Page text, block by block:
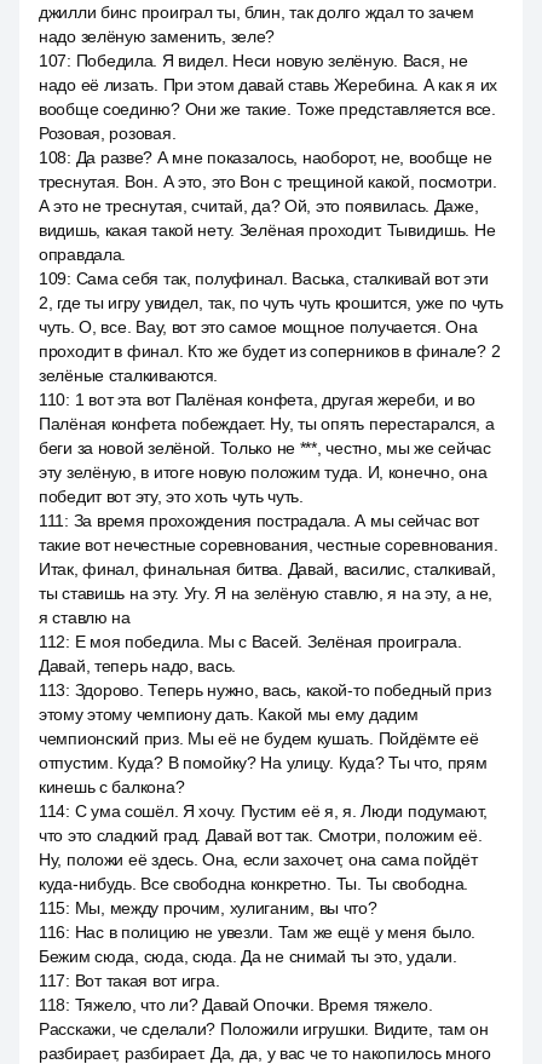
джилли бинс проиграл ты, блин, так долго ждал то зачем
надо зелёную заменить, зеле?
107: Победила. Я видел. Неси новую зелёную. Вася, не
надо её лизать. При этом давай ставь Жеребина. А как я их
вообще соединю? Они же такие. Тоже представляется все.
Розовая, розовая.
108: Да разве? А мне показалось, наоборот, не, вообще не
треснутая. Вон. А это, это Вон с трещиной какой, посмотри.
А это не треснутая, считай, да? Ой, это появилась. Даже,
видишь, какая такой нету. Зелёная проходит. Тывидишь. Не
оправдала.
109: Сама себя так, полуфинал. Васька, сталкивай вот эти
2, где ты игру увидел, так, по чуть чуть крошится, уже по чуть
чуть. О, все. Вау, вот это самое мощное получается. Она
проходит в финал. Кто же будет из соперников в финале? 2
зелёные сталкиваются.
110: 1 вот эта вот Палёная конфета, другая жереби, и во
Палёная конфета побеждает. Ну, ты опять перестарался, а
беги за новой зелёной. Только не ***, честно, мы же сейчас
эту зелёную, в итоге новую положим туда. И, конечно, она
победит вот эту, это хоть чуть чуть.
111 : За время прохождения пострадала. А мы сейчас вот
такие вот нечестные соревнования, честные соревнования.
Итак, финал, финальная битва. Давай, василис, сталкивай,
ты ставишь на эту. Угу. Я на зелёную ставлю, я на эту, а не,
я ставлю на
112: Е моя победила. Мы с Васей. Зелёная проиграла.
Давай, теперь надо, вась.
113: Здорово. Теперь нужно, вась, какой-то победный приз
этому этому чемпиону дать. Какой мы ему дадим
чемпионский приз. Мы её не будем кушать. Пойдёмте её
отпустим. Куда? В помойку? На улицу. Куда? Ты что, прям
кинешь с балкона?
114: С ума сошёл. Я хочу. Пустим её я, я. Люди подумают,
что это сладкий град. Давай вот так. Смотри, положим её.
Ну, положи её здесь. Она, если захочет, она сама пойдёт
куда-нибудь. Все свободна конкретно. Ты. Ты свободна.
115: Мы, между прочим, хулиганим, вы что?
116: Нас в полицию не увезли. Там же ещё у меня было.
Бежим сюда, сюда, сюда. Да не снимай ты это, удали.
117: Вот такая вот игра.
118: Тяжело, что ли? Давай Опочки. Время тяжело.
Расскажи, че сделали? Положили игрушки. Видите, там он
разбирает, разбирает. Да, да, у вас че то накопилось много